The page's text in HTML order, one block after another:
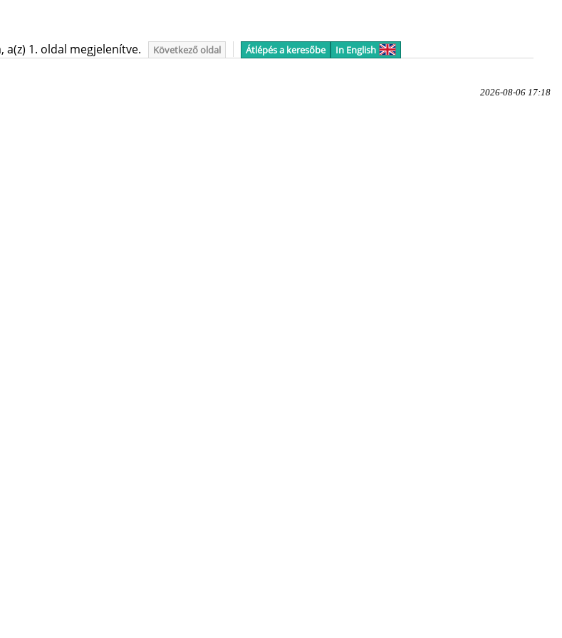
a(z) 1. oldal megjelenítve. Következő oldal Átlépés a keresőbe In English
2026-08-06 17:18